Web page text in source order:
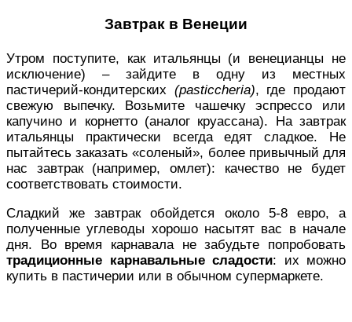
Завтрак в Венеции
Утром поступите, как итальянцы (и венецианцы не
исключение) – зайдите в одну из местных
пастичерий-кондитерских (pasticcheria), где продают
свежую выпечку. Возьмите чашечку эспрессо или
капучино и корнетто (аналог круассана). На завтрак
итальянцы практически всегда едят сладкое. Не
пытайтесь заказать «соленый», более привычный для
нас завтрак (например, омлет): качество не будет
соответствовать стоимости.
Сладкий же завтрак обойдется около 5-8 евро, а
полученные углеводы хорошо насытят вас в начале
дня. Во время карнавала не забудьте попробовать
традиционные карнавальные сладости: их можно
купить в пастичерии или в обычном супермаркете.